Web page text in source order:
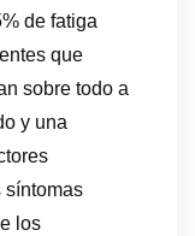
de fatiga
que
sobre todo a
y una
síntomas
los